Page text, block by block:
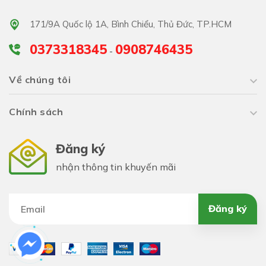
171/9A Quốc lộ 1A, Bình Chiểu, Thủ Đức, TP.HCM
0373318345 - 0908746435
Về chúng tôi
Chính sách
Đăng ký
nhận thông tin khuyến mãi
Đăng ký